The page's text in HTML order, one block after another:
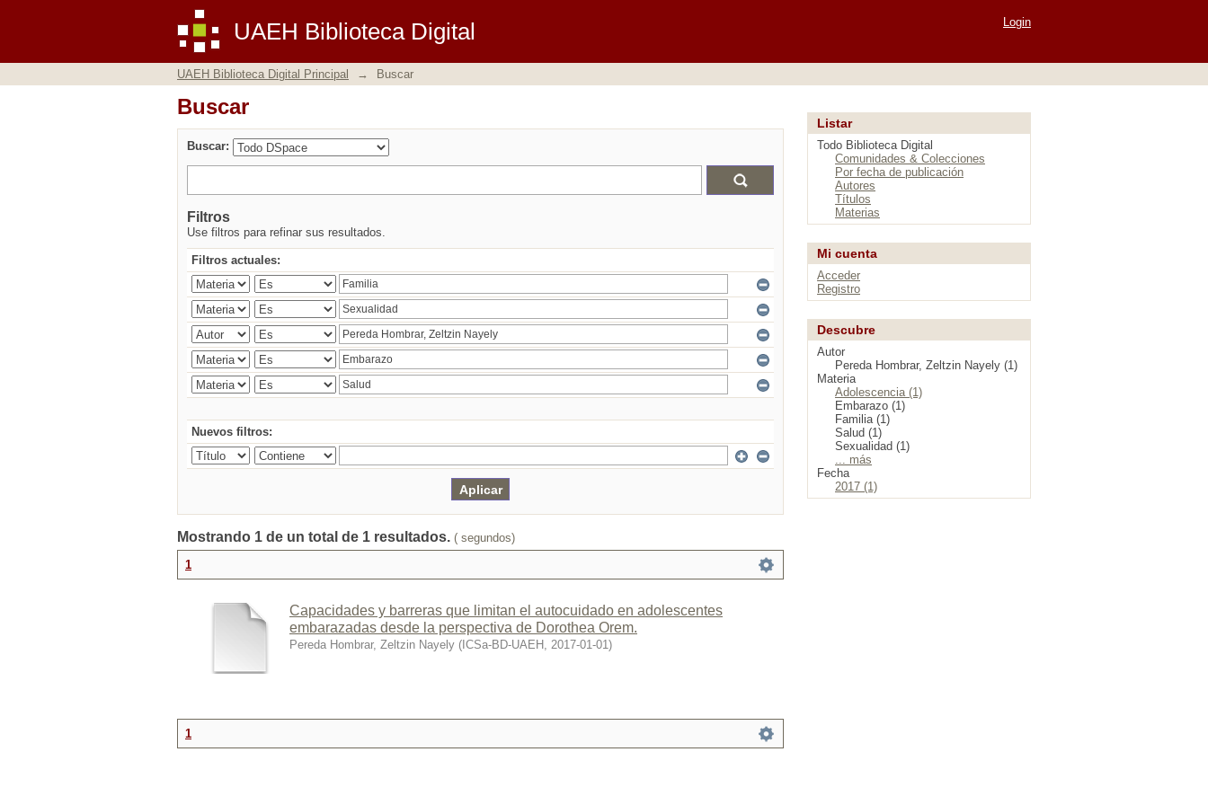
UAEH Biblioteca Digital
Buscar Login
UAEH Biblioteca Digital Principal → Buscar
Buscar
Buscar:
Filtros
Use filtros para refinar sus resultados.
Filtros actuales:
Nuevos filtros:
Mostrando 1 de un total de 1 resultados. ( segundos)
1
Capacidades y barreras que limitan el autocuidado en adolescentes
embarazadas desde la perspectiva de Dorothea Orem.
Pereda Hombrar, Zeltzin Nayely ( ICSa-BD-UAEH , 2017-01-01)
1
Listar
Todo Biblioteca Digital
Comunidades & Colecciones
Por fecha de publicación
Autores
Títulos
Materias
Mi cuenta
Acceder
Registro
Descubre
Autor
Pereda Hombrar, Zeltzin Nayely (1)
Materia
Adolescencia (1)
Embarazo (1)
Familia (1)
Salud (1)
Sexualidad (1)
... más
Fecha
2017 (1)